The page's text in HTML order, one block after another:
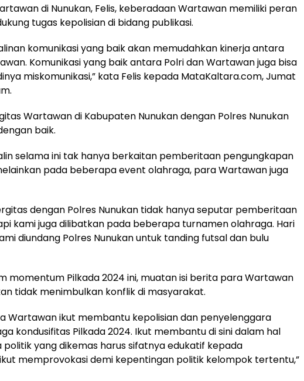
di Nunukan, Felis, keberadaan Wartawan memiliki peran
tugas kepolisian di bidang publikasi.
komunikasi yang baik akan memudahkan kinerja antara
Komunikasi yang baik antara Polri dan Wartawan juga bisa
miskomunikasi,” kata Felis kepada MataKaltara.com, Jumat
Wartawan di Kabupaten Nunukan dengan Polres Nunukan
baik.
selama ini tak hanya berkaitan pemberitaan pengungkapan
pada beberapa event olahraga, para Wartawan juga
dengan Polres Nunukan tidak hanya seputar pemberitaan
kami juga dilibatkan pada beberapa turnamen olahraga. Hari
diundang Polres Nunukan untuk tanding futsal dan bulu
momentum Pilkada 2024 ini, muatan isi berita para Wartawan
tidak menimbulkan konflik di masyarakat.
Wartawan ikut membantu kepolisian dan penyelenggara
kondusifitas Pilkada 2024. Ikut membantu di sini dalam hal
yang dikemas harus sifatnya edukatif kepada
memprovokasi demi kepentingan politik kelompok tertentu,”